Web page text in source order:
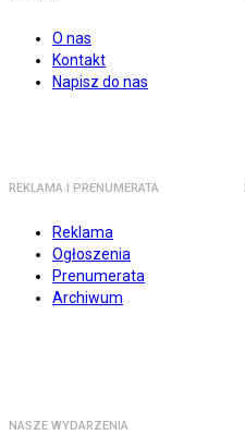
O nas
Kontakt
Napisz do nas
REKLAMA I PRENUMERATA
Reklama
Ogłoszenia
Prenumerata
Archiwum
NASZE WYDARZENIA